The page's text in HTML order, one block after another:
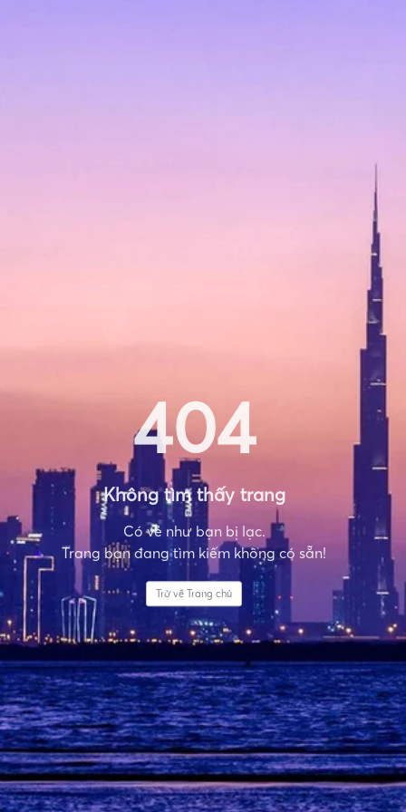
404
Không tìm thấy trang
Có vẻ như bạn bị lạc.
Trang bạn đang tìm kiếm không có sẵn!
Trở về Trang chủ